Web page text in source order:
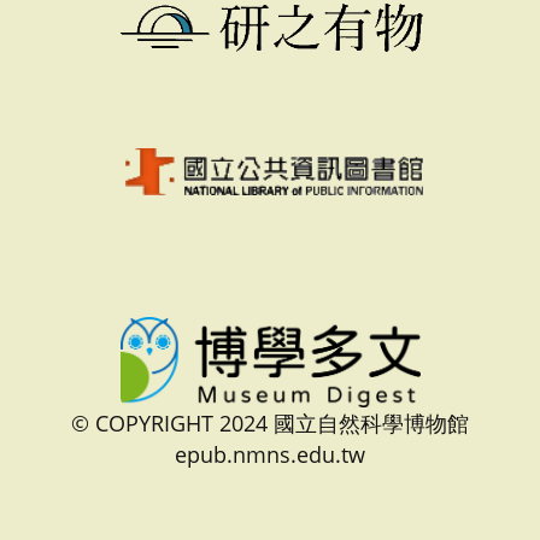
© COPYRIGHT 2024 國立自然科學博物館
epub.nmns.edu.tw